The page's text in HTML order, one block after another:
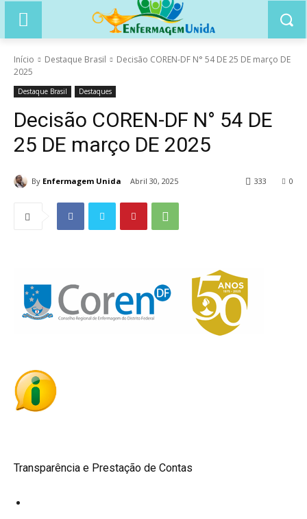
Início Destaque Brasil
Decisão COREN-DF N° 54 DE 25 DE março DE
2025
Destaque Brasil Destaques
Decisão COREN-DF N° 54 DE
25 DE março DE 2025
By Enfermagem Unida Abril 30, 2025 0
333
Transparência e Prestação de Contas